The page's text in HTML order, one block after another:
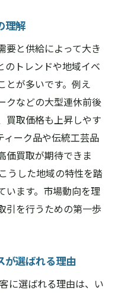
る御所市での高価
門スタッフが教え
すべきポイント
価買取の実例
右する要因
定基準とその透明
めの買取大吉大和
理解
要と供給によって大き
のトレンドや地域イベ
とが多いです。例え
クなどの大型連休前後
買取価格も上昇しやす
ィーク品や伝統工芸品
価買取が期待できま
うした地域の特性を踏
います。市場動向を理
引を行うための第一歩
が選ばれる理由
に選ばれる理由は、い